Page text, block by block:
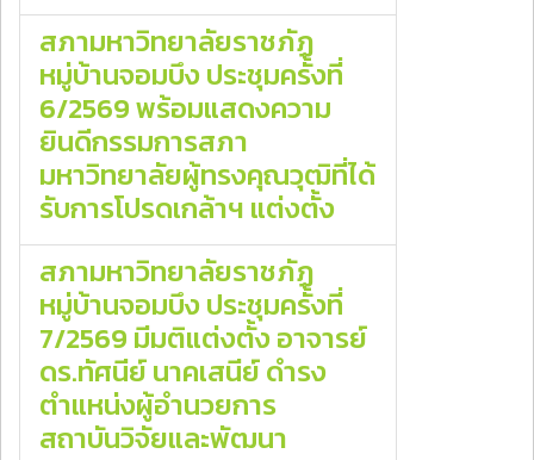
สภามหาวิทยาลัยราชภัฏ
หมู่บ้านจอมบึง ประชุมครั้งที่
6/2569 พร้อมแสดงความ
ยินดีกรรมการสภา
มหาวิทยาลัยผู้ทรงคุณวุฒิที่ได้
รับการโปรดเกล้าฯ แต่งตั้ง
สภามหาวิทยาลัยราชภัฏ
หมู่บ้านจอมบึง ประชุมครั้งที่
7/2569 มีมติแต่งตั้ง อาจารย์
ดร.ทัศนีย์ นาคเสนีย์ ดำรง
ตำแหน่งผู้อำนวยการ
สถาบันวิจัยและพัฒนา